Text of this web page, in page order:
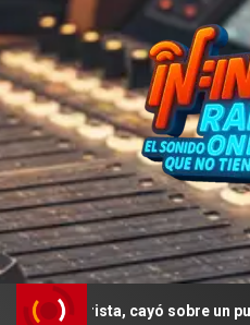
cayó sobre un pueblo